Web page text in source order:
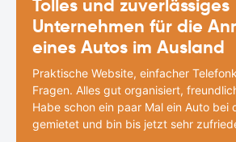
Tolles und zuverlässiges
Unternehmen für die
eines Autos im Ausland
Praktische Website, einfacher
Fragen. Alles gut organisiert,
Habe schon ein paar Mal ein Auto bei
gemietet und bin bis jetzt sehr